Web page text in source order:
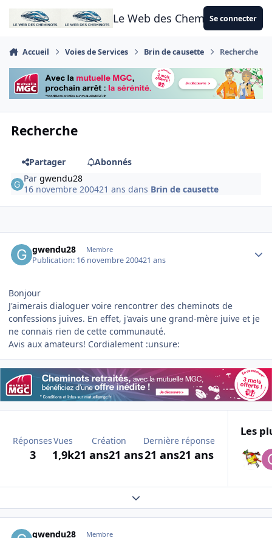
Aller au contenu
Le Web des CheminotsSe connecter
Accueil Voies de Services Brin de causette Recherche
Recherche
Partager
Abonnés
Pargwendu28
16 novembre 200421 ans dans Brin de causette
gwendu28 Membre
Publication: 16 novembre 200421 ans
Bonjour
J'aimerais dialoguer voire rencontrer des cheminots de
confessions juives. En effet, j'avais une grand-mère juive et je
ne connais rien de cette communauté.
Avis aux amateurs! Cordialement :unsure:
Réponses
3
Vues
1,9k
Création
21 ans21 ans
Dernière réponse
21 ans21 ans
Les
Expand topic overview
gwendu28 Membre